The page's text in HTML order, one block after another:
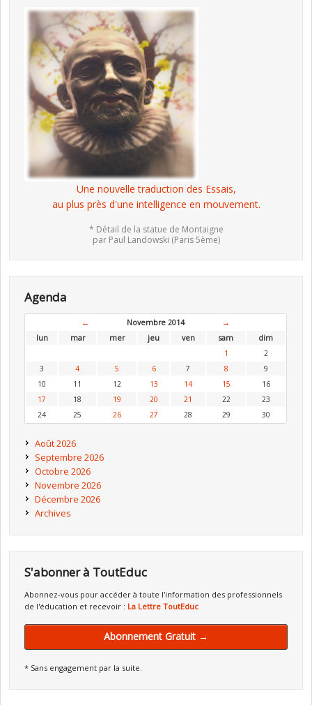
Une nouvelle traduction des Essais,
au plus près d'une intelligence en mouvement.
* Détail de la statue de Montaigne
par Paul Landowski (Paris 5ème)
Agenda
← Novembre 2014
→
lun
mar mer jeu ven sam
dim
1
2
3
4 5 6 7 8
9
10
11 12 13 14 15
16
17
18 19 20 21 22
23
24
25 26 27 28 29 30
Août 2026
Septembre 2026
Octobre 2026
Novembre 2026
Décembre 2026
Archives
S'abonner à ToutEduc
Abonnez-vous pour accéder à toute l'information des professionnels
de l'éducation et recevoir : La Lettre ToutEduc
Abonnement Gratuit →
* Sans engagement par la suite.